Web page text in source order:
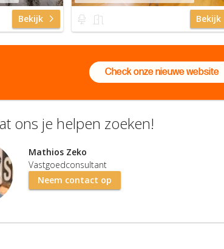
Bekijk Bekijk
Check onze nieuwe website
ons je helpen zoeken!
Mathios Zeko
Vastgoedconsultant
Neem contact op